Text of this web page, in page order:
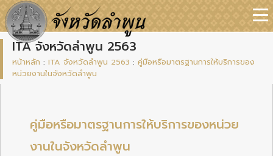
ITA จังหวัดลำพูน 2563
หน้าหลัก : ITA จังหวัดลำพูน 2563 : คู่มือหรือมาตรฐานการให้บริการของ
หน่วยงานในจังหวัดลำพูน
คู่มือหรือมาตรฐานการให้บริการของหน่วย
งานในจังหวัดลำพูน